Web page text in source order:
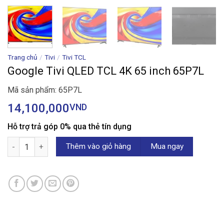
Trang chủ / Tivi / Tivi TCL
Google Tivi QLED TCL 4K 65 inch 65P7L
Mã sản phẩm: 65P7L
14,100,000VND
Hỗ trợ trả góp 0% qua thẻ tín dụng
Google Tivi QLED TCL 4K 65 inch 65P7L số lượng
Thêm vào giỏ hàng Mua ngay